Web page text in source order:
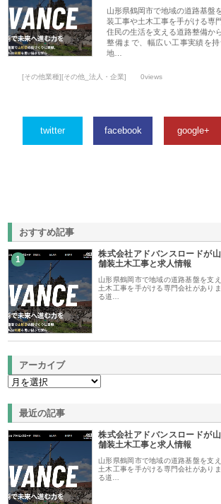
山形県鶴岡市で地域の道路基盤
装工事や土木工事を手がける専
住民の生活を支える道路整備か
整備まで、幅広い工事実績を持
地…
[その他業種][その他_法人・企業] 0views
twitter facebook google+
おすすめ記事
1
株式会社アドバンスロードが
舗装土木工事と求人情報
山形県鶴岡市で地域の道路基盤を支
土木工事を手がける専門会社があり
る道…
アーカイブ
最近の記事
株式会社アドバンスロードが
舗装土木工事と求人情報
山形県鶴岡市で地域の道路基盤を支
土木工事を手がける専門会社があり
る道…